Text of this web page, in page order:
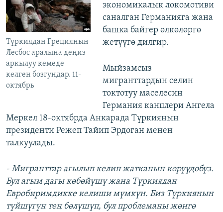
Түркиядан Грециянын
Лесбос аралына деңиз
аркылуу кемеде
келген бозгундар. 11-
октябрь
экономикалык локомотиви
саналган Германияга жана
башка байгер өлкөлөргө
жетүүгө дилгир.
Мыйзамсыз
мигранттардын селин
токтотуу маселесин
Германия канцлери Ангела
Меркел 18-октябрда Анкарада Түркиянын
президенти Режеп Тайип Эрдоган менен
талкуулады.
- Мигранттар агылып келип жатканын көрүүдөбүз.
Бул агым дагы көбөйүшү жана Түркиядан
Евробиримдикке келиши мүмкүн. Биз Түркиянын
түйшүгүн тең бөлүшүп, бул проблеманы жөнгө